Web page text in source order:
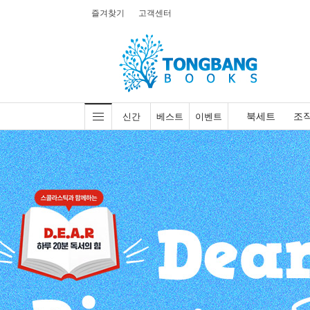
즐겨찾기 고객센터
신간 베스트 이벤트 북세트 조